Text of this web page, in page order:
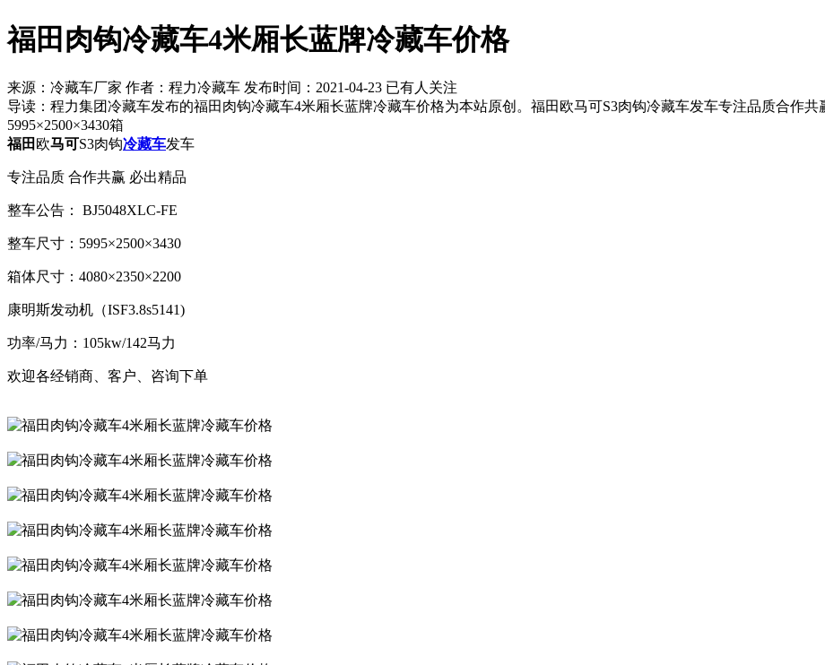
福田肉钩冷藏车4米厢长蓝牌冷藏车价格
来源：冷藏车厂家 作者：程力冷藏车 发布时间： 2021-04-23 已有人关注
导读： 程力集团冷藏车发布的福田肉钩冷藏车4米厢长蓝牌冷藏车价格为本站原创。福田欧马可S3肉钩冷藏车发车专注品质合作共
5995×2500×3430箱
福田 欧马可S3肉钩冷藏车发车
专注品质 合作共赢 必出精品
整车公告： BJ5048XLC-FE
整车尺寸：5995×2500×3430
箱体尺寸：4080×2350×2200
康明斯发动机（ISF3.8s5141)
功率/马力：105kw/142马力
欢迎各经销商、客户、咨询下单